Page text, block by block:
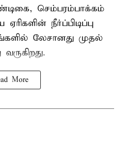
செம்பரம்பாக்கம்
நீர்ப்பிடிப்பு
லேசானது முதல்
More